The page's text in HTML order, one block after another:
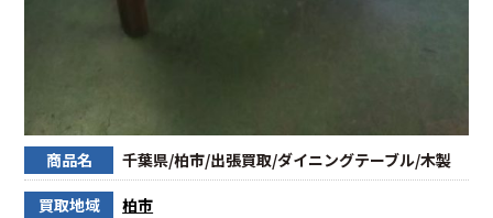
商品名 千葉県/柏市/出張買取/ダイニングテーブル/木製
買取地域 柏市